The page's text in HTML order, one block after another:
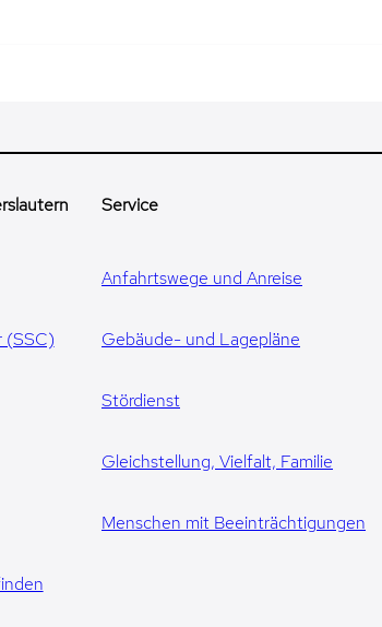
(SSC)
Service
Anfahrtswege und Anreise
Gebäude- und Lagepläne
Stördienst
Gleichstellung, Vielfalt, Familie
Menschen mit Beeinträchtigungen